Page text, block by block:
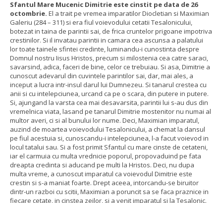
Sfantul Mare Mucenic Dimitrie este cinstit pe data de 26
octombrie. El a trait pe vremea imparatilor Diocletian si Maximian
Galeriu (284 – 311) si era fiul voievodului cetatii Tesalonicului,
botezat in taina de parintii sai, de frica cruntelor prigoane impotriva
crestinilor. Si il invatau parintii in camara cea ascunsa a palatului
lor toate tainele sfintei credinte, luminandu-i cunostinta despre
Domnul nostru Iisus Hristos, precum si milostenia cea catre saraci,
savarsind, adica, faceri de bine, celor ce trebuiau. Si asa, Dimitrie a
cunoscut adevarul din cuvintele parintilor sai, dar, mai ales, a
inceput a lucra intr-insul darul lui Dumnezeu. Si tanarul crestea cu
anii si cu intelepciunea, urcand ca pe o scara, din putere in putere.
Si, ajungand la varsta cea mai desavarsita, parintii lui s-au dus din
vremelnica viata, lasand pe tanarul Dimitrie mostenitor nu numai al
multor averi, ci si al bunului lor nume. Deci, Maximian imparatul,
auzind de moartea voievodului Tesalonicului, a chemat la dansul
pe fiul acestuia si, cunoscandu-i intelepciunea, l-a facut voievod in
locul tatalui sau. Si a fost primit Sfantul cu mare cinste de cetateni,
iar el carmuia cu multa vrednicie poporul, propovaduind pe fata
dreapta credinta si aducand pe multi la Hristos. Deci, nu dupa
multa vreme, a cunoscut imparatul ca voievodul Dimitrie este
crestin si s-a maniat foarte. Drept aceea, intorcandu-se biruitor
dintr-un razboi cu scitii, Maximian a poruncit sa se faca praznice in
fiecare cetate, in cinstea zeilor, si a venit imparatul si la Tesalonic.